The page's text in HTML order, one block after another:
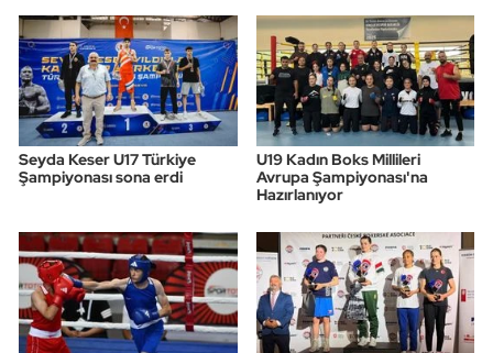
Seyda Keser U17 Türkiye
Şampiyonası sona erdi
U19 Kadın Boks Millileri
Avrupa Şampiyonası'na
Hazırlanıyor
Yüzme